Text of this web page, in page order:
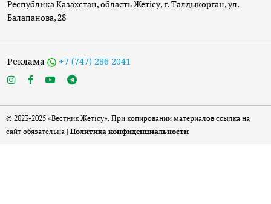
Республика Казахстан, область Жетісу, г. Талдыкорган, ул.
Балапанова, 28
Реклама +7 (747) 286 2041
© 2023-2025 «Вестник Жетісу». При копировании материалов ссылка на
сайт обязательна | Политика конфиденциальности